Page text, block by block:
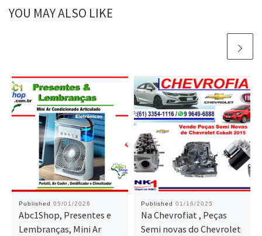
YOU MAY ALSO LIKE
Published 05/01/2026
Abc1Shop, Presentes e
Lembranças, Mini Ar
Published 01/16/2025
Na Chevrofiat , Peças
Semi novas do Chevrolet